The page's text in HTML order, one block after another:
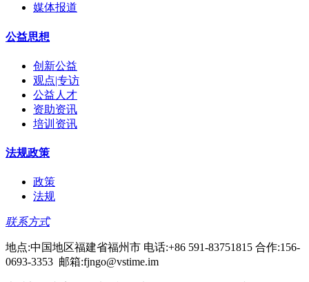
媒体报道
公益思想
创新公益
观点|专访
公益人才
资助资讯
培训资讯
法规政策
政策
法规
联系方式
地点:中国地区福建省福州市 电话:+86 591-83751815 合作:156-
0693-3353 邮箱:fjngo@vstime.im